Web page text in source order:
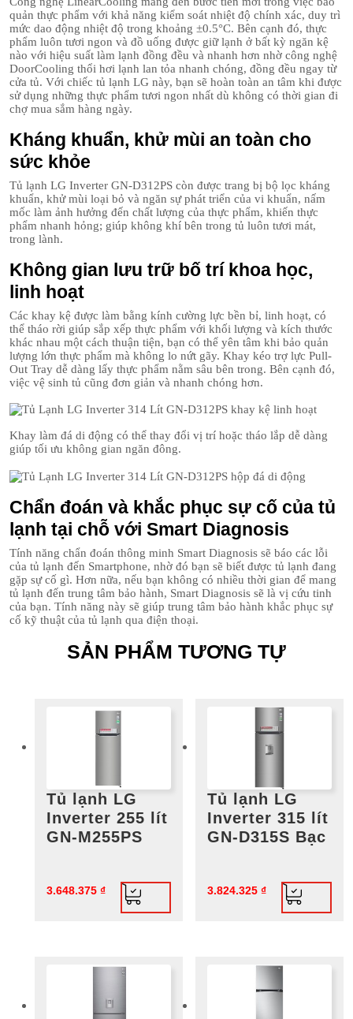
quản thực phẩm với khả năng kiểm soát nhiệt độ chính xác, duy trì
mức dao động nhiệt độ trong khoảng ±0.5°C. Bên cạnh đó, thực
phẩm luôn tươi ngon và đồ uống được giữ lạnh ở bất kỳ ngăn kệ
nào với hiệu suất làm lạnh đồng đều và nhanh hơn nhờ công nghệ
DoorCooling thổi hơi lạnh lan tỏa nhanh chóng, đồng đều ngay từ
cửa tủ. Với chiếc tủ lạnh LG này, bạn sẽ hoàn toàn an tâm khi được
sử dụng những thực phẩm tươi ngon nhất dù không có thời gian đi
chợ mua sắm hàng ngày.
Kháng khuẩn, khử mùi an toàn cho
sức khỏe
Tủ lạnh LG Inverter GN-D312PS còn được trang bị bộ lọc kháng
khuẩn, khử mùi loại bỏ và ngăn sự phát triển của vi khuẩn, nấm
mốc làm ảnh hưởng đến chất lượng của thực phẩm, khiến thực
phẩm nhanh hỏng; giúp không khí bên trong tủ luôn tươi mát,
trong lành.
Không gian lưu trữ bố trí khoa học,
linh hoạt
Các khay kệ được làm bằng kính cường lực bền bỉ, linh hoạt, có
thể tháo rời giúp sắp xếp thực phẩm với khối lượng và kích thước
khác nhau một cách thuận tiện, bạn có thể yên tâm khi bảo quản
lượng lớn thực phẩm mà không lo nứt gãy. Khay kéo trợ lực Pull-
Out Tray dễ dàng lấy thực phẩm nằm sâu bên trong. Bên cạnh đó,
việc vệ sinh tủ cũng đơn giản và nhanh chóng hơn.
Khay làm đá di động có thể thay đổi vị trí hoặc tháo lắp dễ dàng
giúp tối ưu không gian ngăn đông.
Chẩn đoán và khắc phục sự cố của tủ
lạnh tại chỗ với Smart Diagnosis
Tính năng chẩn đoán thông minh Smart Diagnosis sẽ báo các lỗi
của tủ lạnh đến Smartphone, nhờ đó bạn sẽ biết được tủ lạnh đang
gặp sự cố gì. Hơn nữa, nếu bạn không có nhiều thời gian để mang
tủ lạnh đến trung tâm bảo hành, Smart Diagnosis sẽ là vị cứu tinh
của bạn. Tính năng này sẽ giúp trung tâm bảo hành khắc phục sự
cố kỹ thuật của tủ lạnh qua điện thoại.
SẢN PHẨM TƯƠNG TỰ
Tủ lạnh LG
Inverter 255 lít
GN-M255PS
3.648.375 ₫
Tủ lạnh LG
Inverter 315 lít
GN-D315S Bạc
3.824.325 ₫